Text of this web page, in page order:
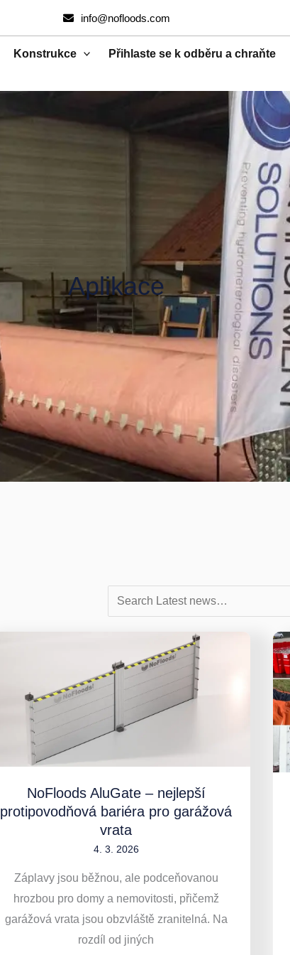
info@nofloods.com
Konstrukce Přihlaste se k odběru a chraňte
Aplikace
NoFloods AluGate – nejlepší
protipovodňová bariéra pro garážová
vrata
4. 3. 2026
Záplavy jsou běžnou, ale podceňovanou
hrozbou pro domy a nemovitosti, přičemž
garážová vrata jsou obzvláště zranitelná. Na
rozdíl od jiných
AluGate
–
nejlepší
protipovodňová
bariéra
pro
garážová
vrata